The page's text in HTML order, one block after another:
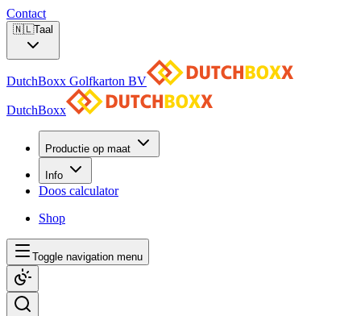
Contact
🇳🇱Taal
DutchBoxx Golfkarton BV
DutchBoxx
Productie op maat
Info
Doos calculator
Shop
Toggle navigation menu